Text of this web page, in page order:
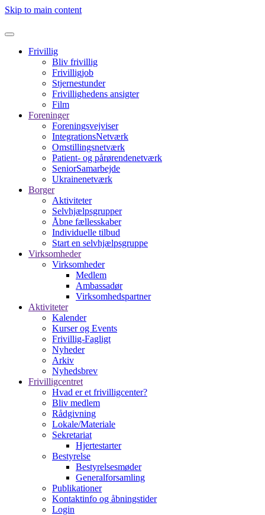
Skip to main content
Frivillig
Bliv frivillig
Frivilligjob
Stjernestunder
Frivillighedens ansigter
Film
Foreninger
Foreningsvejviser
IntegrationsNetværk
Omstillingsnetværk
Patient- og pårørendenetværk
SeniorSamarbejde
Ukrainenetværk
Borger
Aktiviteter
Selvhjælpsgrupper
Åbne fællesskaber
Individuelle tilbud
Start en selvhjælpsgruppe
Virksomheder
Virksomheder
Medlem
Ambassadør
Virksomhedspartner
Aktiviteter
Kalender
Kurser og Events
Frivillig-Fagligt
Nyheder
Arkiv
Nyhedsbrev
Frivilligcentret
Hvad er et frivilligcenter?
Bliv medlem
Rådgivning
Lokale/Materiale
Sekretariat
Hjertestarter
Bestyrelse
Bestyrelsesmøder
Generalforsamling
Publikationer
Kontaktinfo og åbningstider
Login